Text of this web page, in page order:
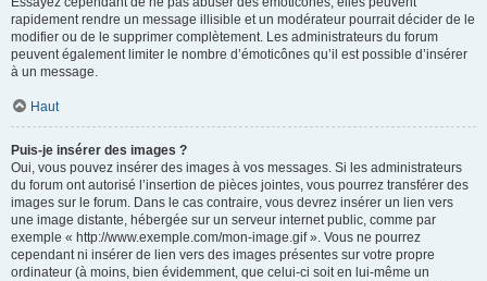
rapidement rendre un message illisible et un modérateur pourrait décider de le
modifier ou de le supprimer complètement. Les administrateurs du forum
peuvent également limiter le nombre d’émoticônes qu’il est possible d’insérer
à un message.
Haut
Puis-je insérer des images ?
Oui, vous pouvez insérer des images à vos messages. Si les administrateurs
du forum ont autorisé l’insertion de pièces jointes, vous pourrez transférer des
images sur le forum. Dans le cas contraire, vous devrez insérer un lien vers
une image distante, hébergée sur un serveur internet public, comme par
exemple « http://www.exemple.com/mon-image.gif ». Vous ne pourrez
cependant ni insérer de lien vers des images présentes sur votre propre
ordinateur (à moins, bien évidemment, que celui-ci soit en lui-même un